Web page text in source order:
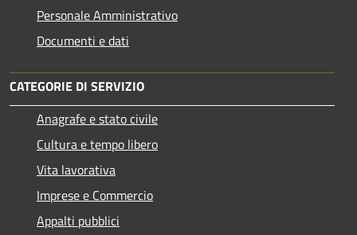
Personale Amministrativo
Documenti e dati
CATEGORIE DI SERVIZIO
Anagrafe e stato civile
Cultura e tempo libero
Vita lavorativa
Imprese e Commercio
Appalti pubblici